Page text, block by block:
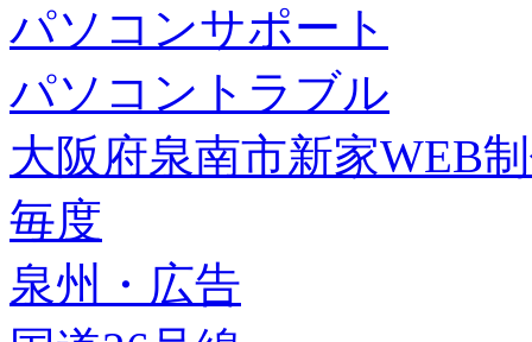
パソコンサポート
パソコントラブル
大阪府泉南市新家WEB
毎度
泉州・広告